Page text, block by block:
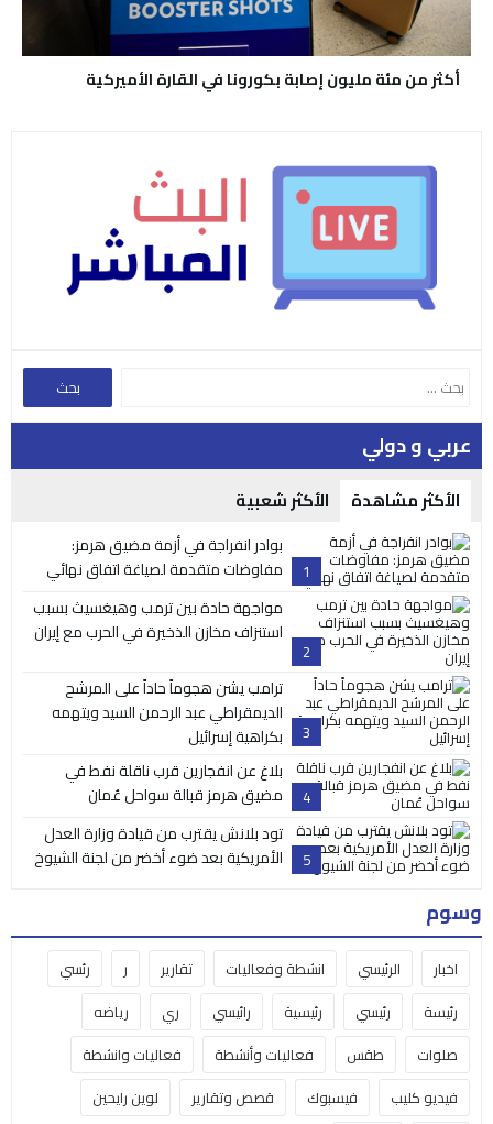
أكثر من مئة مليون إصابة بكورونا في القارة الأميركية
عربي و دولي
الأكثر مشاهدة الأكثر شعبية
1
بوادر انفراجة في أزمة مضيق هرمز:
مفاوضات متقدمة لصياغة اتفاق نهائي
2
مواجهة حادة بين ترمب وهيغسيث بسبب
استنزاف مخازن الذخيرة في الحرب مع إيران
3
ترامب يشن هجوماً حاداً على المرشح
الديمقراطي عبد الرحمن السيد ويتهمه
بكراهية إسرائيل
4
بلاغ عن انفجارين قرب ناقلة نفط في
مضيق هرمز قبالة سواحل عُمان
5
تود بلانش يقترب من قيادة وزارة العدل
الأمريكية بعد ضوء أخضر من لجنة الشيوخ
وسوم
اخبار الرئيسي انشطة وفعاليات تقارير ر
رئسي
رئيسة
رئيسي رئيسية رائيسي ري
رياضه
صلوات
طقس فعاليات وأنشطة
فعاليات وانشطة
فيديو كليب
فيسبوك قصص وتقارير لوين رايحين